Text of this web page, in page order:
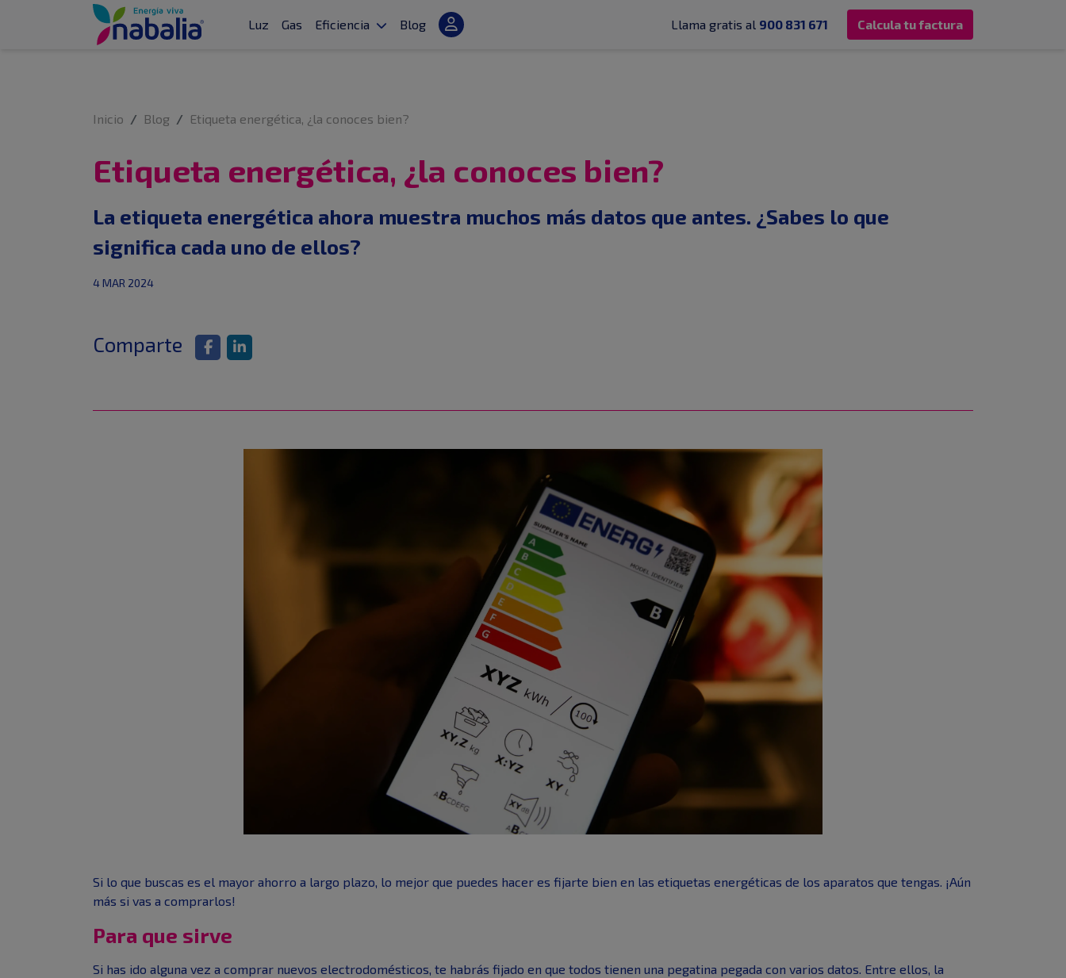
Luz Gas Eficiencia Blog Llama gratis al 900 831 671 Calcula tu factura
Inicio Blog Etiqueta energética, ¿la conoces bien?
Etiqueta energética, ¿la conoces bien?
La etiqueta energética ahora muestra muchos más datos que antes. ¿Sabes lo que
significa cada uno de ellos?
4 MAR 2024
Comparte
Si lo que buscas es el mayor ahorro a largo plazo, lo mejor que puedes hacer es fijarte bien en las etiquetas energéticas de los aparatos que tengas. ¡Aún
más si vas a comprarlos!
Para que sirve
Si has ido alguna vez a comprar nuevos electrodomésticos, te habrás fijado en que todos tienen una pegatina pegada con varios datos. Entre ellos, la